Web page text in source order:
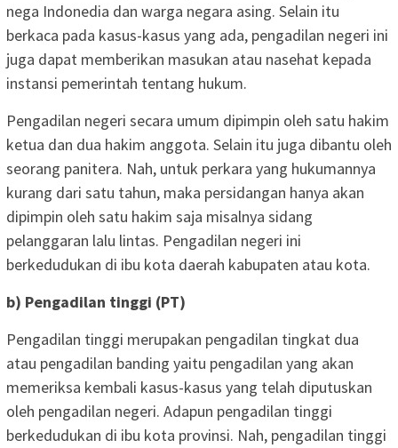
nega Indonedia dan warga negara asing. Selain itu
berkaca pada kasus-kasus yang ada, pengadilan negeri ini
juga dapat memberikan masukan atau nasehat kepada
instansi pemerintah tentang hukum.
Pengadilan negeri secara umum dipimpin oleh satu hakim
ketua dan dua hakim anggota. Selain itu juga dibantu oleh
seorang panitera. Nah, untuk perkara yang hukumannya
kurang dari satu tahun, maka persidangan hanya akan
dipimpin oleh satu hakim saja misalnya sidang
pelanggaran lalu lintas. Pengadilan negeri ini
berkedudukan di ibu kota daerah kabupaten atau kota.
b) Pengadilan tinggi (PT)
Pengadilan tinggi merupakan pengadilan tingkat dua
atau pengadilan banding yaitu pengadilan yang akan
memeriksa kembali kasus-kasus yang telah diputuskan
oleh pengadilan negeri. Adapun pengadilan tinggi
berkedudukan di ibu kota provinsi. Nah, pengadilan tinggi